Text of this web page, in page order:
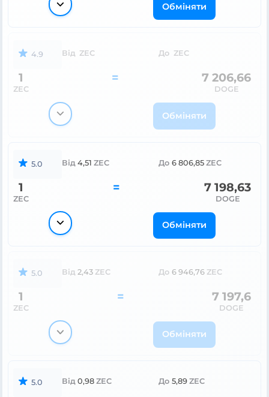
Обміняти
4.9 Від ZEC До ZEC
1
ZEC
= 7 206,66
DOGE
Обміняти
5.0 Від 4,51 ZEC До 6 806,85 ZEC
1
ZEC
= 7 198,63
DOGE
Обміняти
5.0 Від 2,43 ZEC До 6 946,76 ZEC
1
ZEC
= 7 197,6
DOGE
Обміняти
5.0 Від 0,98 ZEC До 5,89 ZEC